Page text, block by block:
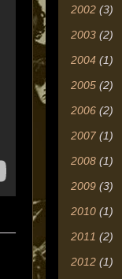
2002 (3)
2003 (2)
2004 (1)
2005 (2)
2006 (2)
2007 (1)
2008 (1)
2009 (3)
2010 (1)
2011 (2)
2012 (1)